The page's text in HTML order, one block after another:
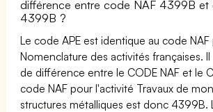
différence entre code NAF 4399B et
4399B ?
Le code APE est identique au code NAF
Nomenclature des activités françaises.
de différence entre le CODE NAF et le
code NAF pour l'activité Travaux de
structures métalliques est donc 4399B.